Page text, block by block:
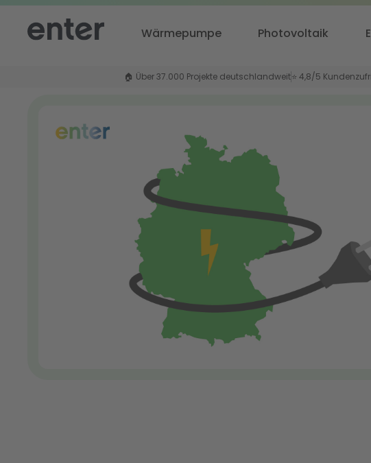
Wärmepumpe Photovoltaik
🏠 Über 37.000 Projekte deutschlandweit⭐ 4,8/5